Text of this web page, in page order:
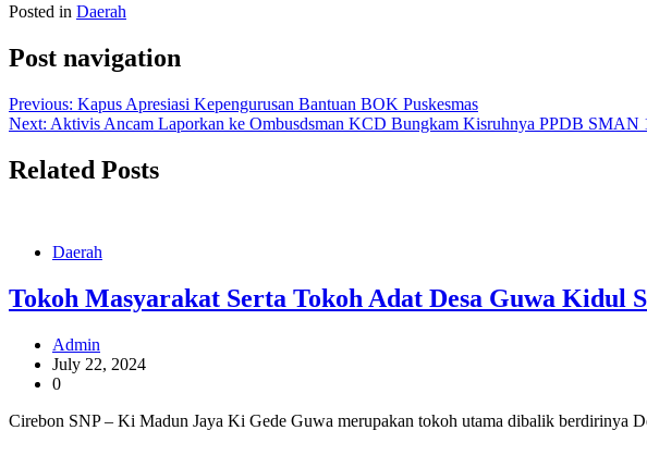
Posted in Daerah
Post navigation
Previous: Kapus Apresiasi Kepengurusan Bantuan BOK Puskesmas
Next: Aktivis Ancam Laporkan ke Ombusdsman KCD Bungkam Kisruhnya PPDB SMAN
Related Posts
Daerah
Tokoh Masyarakat Serta Tokoh Adat Desa Guwa Kidul
Admin
July 22, 2024
0
Cirebon SNP – Ki Madun Jaya Ki Gede Guwa merupakan tokoh utama dibalik berdirinya